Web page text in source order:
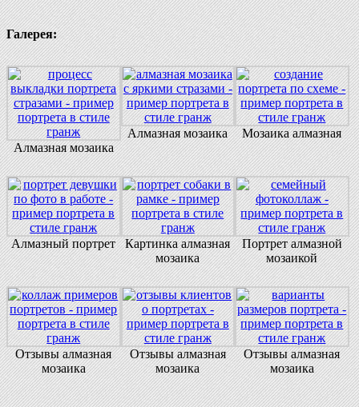
Галерея:
Алмазная мозаика
Алмазная мозаика Мозаика алмазная
Алмазный портрет
Картинка алмазная
мозаика
Портрет алмазной
мозаикой
Отзывы алмазная
мозаика
Отзывы алмазная
мозаика
Отзывы алмазная
мозаика